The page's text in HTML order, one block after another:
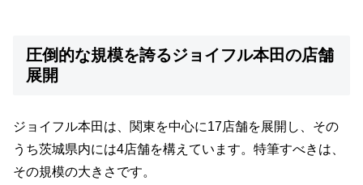
圧倒的な規模を誇るジョイフル本田の店舗
展開
ジョイフル本田は、関東を中心に17店舗を展開し、その
うち茨城県内には4店舗を構えています。特筆すべきは、
その規模の大きさです。